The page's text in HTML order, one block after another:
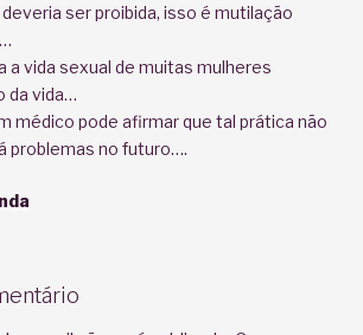
ser proibida, isso é mutilação
a vida sexual de muitas mulheres
da vida…
médico pode afirmar que tal prática não
problemas no futuro….